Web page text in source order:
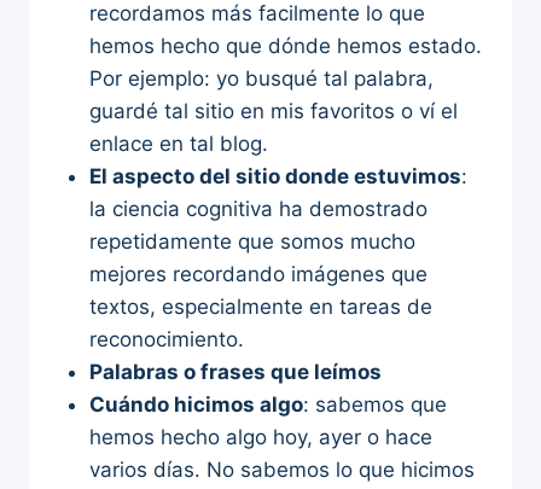
recordamos más facilmente lo que
hemos hecho que dónde hemos estado.
Por ejemplo: yo busqué tal palabra,
guardé tal sitio en mis favoritos o ví el
enlace en tal blog.
El aspecto del sitio donde estuvimos:
la ciencia cognitiva ha demostrado
repetidamente que somos mucho
mejores recordando imágenes que
textos, especialmente en tareas de
reconocimiento.
Palabras o frases que leímos
Cuándo hicimos algo: sabemos que
hemos hecho algo hoy, ayer o hace
varios días. No sabemos lo que hicimos